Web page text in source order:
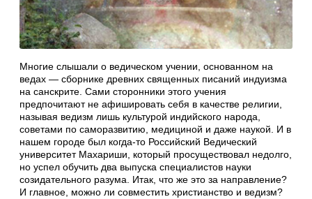
Многие слышали о ведическом учении, основанном на
ведах — сборнике древних священных писаний индуизма
на санскрите. Сами сторонники этого учения
предпочитают не афишировать себя в качестве религии,
называя ведизм лишь культурой индийского народа,
советами по саморазвитию, медициной и даже наукой. И в
нашем городе был когда-то Российский Ведический
университет Махариши, который просуществовал недолго,
но успел обучить два выпуска специалистов науки
созидательного разума. Итак, что же это за направление?
И главное, можно ли совместить христианство и ведизм?